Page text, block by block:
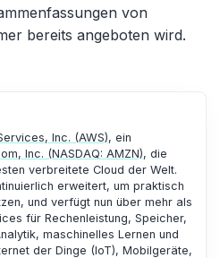
von
bereits angeboten wird.
Inc. (AWS), ein
Inc. (NASDAQ: AMZN), die
verbreitete Cloud der Welt.
erweitert, um praktisch
und verfügt nun über mehr als
für Rechenleistung, Speicher,
maschinelles Lernen und
der Dinge (IoT), Mobilgeräte,